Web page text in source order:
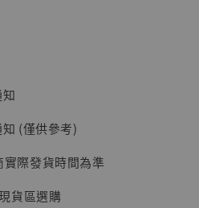
系列蒐藏雕像 布魯克達
(僅供參考)
際發貨時間為準
貨區選購